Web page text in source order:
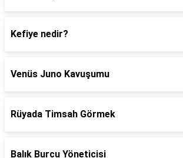
Kefiye nedir?
Venüs Juno Kavuşumu
Rüyada Timsah Görmek
Balık Burcu Yöneticisi